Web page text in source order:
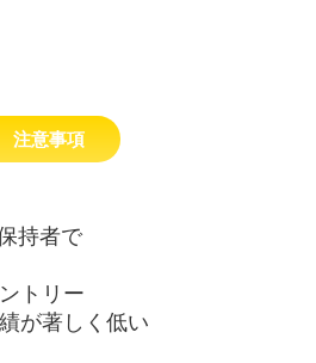
注意事項
持者で
トリー
が著しく低い